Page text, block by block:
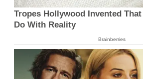
Tropes Hollywood Invented
Do With Reality
Brainberries